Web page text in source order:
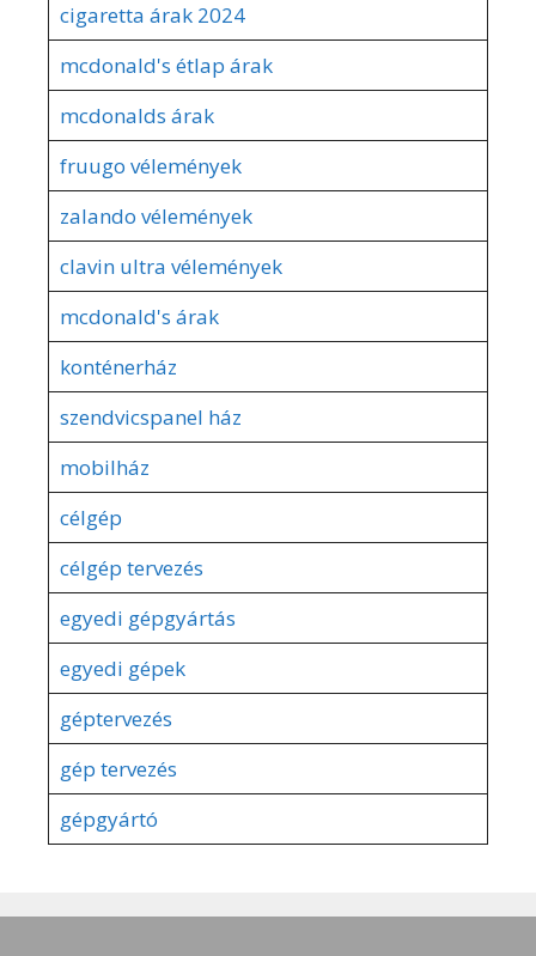
cigaretta árak 2024
mcdonald's étlap árak
mcdonalds árak
fruugo vélemények
zalando vélemények
clavin ultra vélemények
mcdonald's árak
konténerház
szendvicspanel ház
mobilház
célgép
célgép tervezés
egyedi gépgyártás
egyedi gépek
géptervezés
gép tervezés
gépgyártó